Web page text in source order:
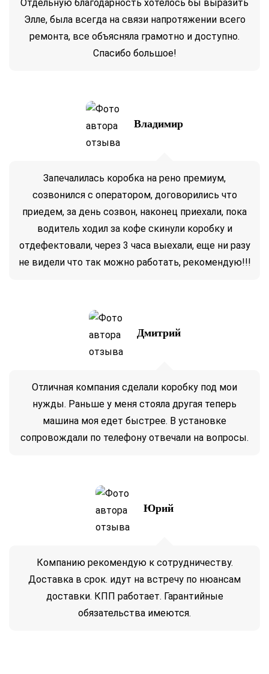
Отдельную благодарность хотелось бы выразить
Элле, была всегда на связи напротяжении всего
ремонта, все объясняла грамотно и доступно.
Спасибо большое!
Владимир
Запечалилась коробка на рено премиум,
созвонился с оператором, договорились что
приедем, за день созвон, наконец приехали, пока
водитель ходил за кофе скинули коробку и
отдефектовали, через 3 часа выехали, еще ни разу
не видели что так можно работать, рекомендую!!!
Дмитрий
Отличная компания сделали коробку под мои
нужды. Раньше у меня стояла другая теперь
машина моя едет быстрее. В установке
сопровождали по телефону отвечали на вопросы.
Юрий
Компанию рекомендую к сотрудничеству.
Доставка в срок. идут на встречу по нюансам
доставки. КПП работает. Гарантийные
обязательства имеются.